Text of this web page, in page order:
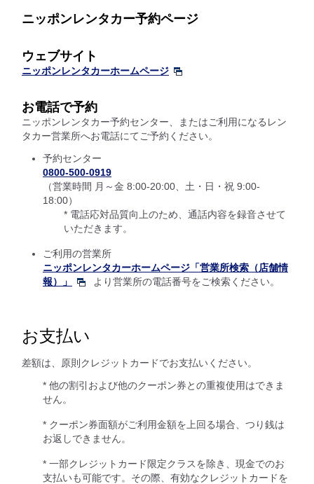
ニッポンレンタカー予約ページ
ウェブサイト
ニッポンレンタカーホームページ
お電話で予約
ニッポンレンタカー予約センター、またはご利用になるレン
タカー営業所へお電話にてご予約ください。
予約センター
0800-500-0919
（営業時間 月～金 8:00-20:00、土・日・祝 9:00-
18:00）
* 電話応対品質向上のため、通話内容を録音させて
いただきます。
ご利用の営業所
ニッポンレンタカーホームページ「営業所検索（店舗情
報）」
より営業所の電話番号をご検索ください。
お支払い
差額は、原則クレジットカードでお支払いください。
* 他の割引および他のクーポン券との重複使用はできま
せん。
* クーポン券面額がご利用金額を上回る場合、つり銭は
お返しできません。
* 一部クレジットカード限定クラスを除き、現金でのお
支払いも可能です。その際、有効なクレジットカードを